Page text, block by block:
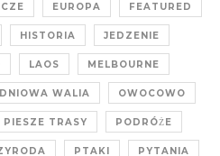
EUROPA FEATURED
HISTORIA JEDZENIE
LAOS MELBOURNE
WALIA OWOCOWO
PIESZE TRASY PODRÓŻE
PTAKI PYTANIA